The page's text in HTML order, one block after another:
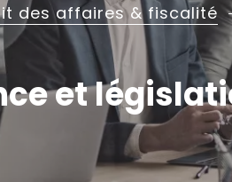
des affaires & fiscalité
et